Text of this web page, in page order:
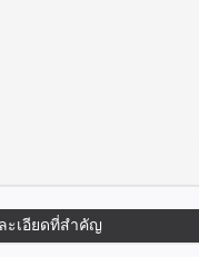
ะเอียดที่สำคัญ